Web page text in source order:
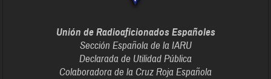
Unión de Radioaficionados Españoles
Sección Española de la IARU
Declarada de Utilidad Pública
Colaboradora de la Cruz Roja Española